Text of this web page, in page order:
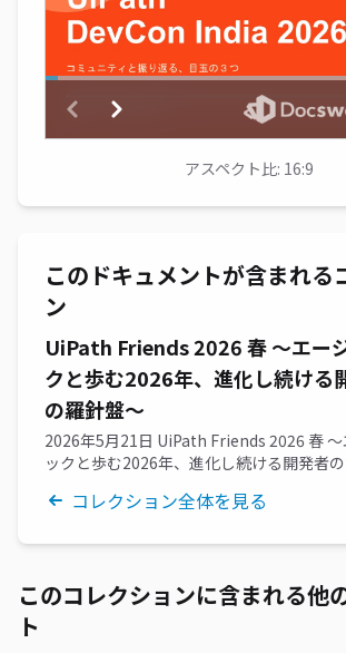
アスペクト比: 16:9
このドキュメントが含まれる
ン
UiPath Friends 2026 春 ～エー
クと歩む2026年、進化し続ける
の羅針盤～
2026年5月21日 UiPath Friends 2026 春 ～
ックと歩む2026年、進化し続ける開発者
コレクション全体を見る
このコレクションに含まれる他
ト